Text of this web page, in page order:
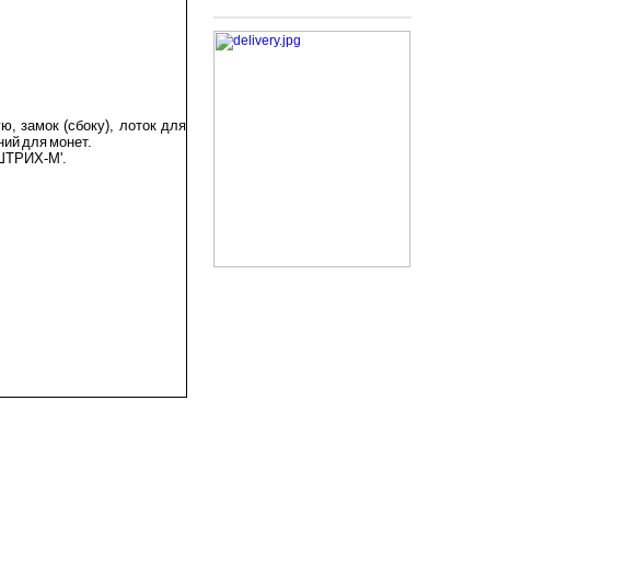
замок (сбоку), лоток для
для монет.
М'.